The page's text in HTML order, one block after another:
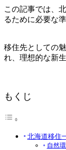
この記事では、
るために必要な
移住先としての
れ、理想的な新
もくじ
北海道移住
自然